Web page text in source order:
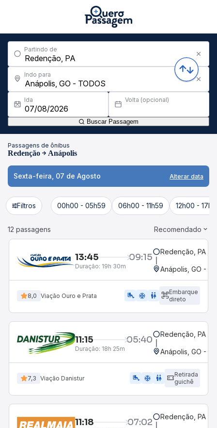
Partindo de
Indo para
Ida Volta (opcional)
Buscar Passagem
Passagens de ônibus
Redenção Anápolis
Sexta-feira, 07 de Agosto Alterar data
Filtros 00h00 - 05h59 06h00 - 11h59 12h00 -
12 passagens Recomendado
13:45 09:15
Duração: 19h 30m
Redenção, PA
Anápolis, GO -
8,0 Viação Ouro e Prata airline_seat_legroom_extra ac_unit WC
Embarque
direto
11:15 05:40
Duração: 18h 25m
Redenção, PA
Anápolis, GO -
7,3 Viação Danistur airline_seat_legroom_extra ac_unit WC
Retirada
guichê
11:18 07:02 Redenção, PA